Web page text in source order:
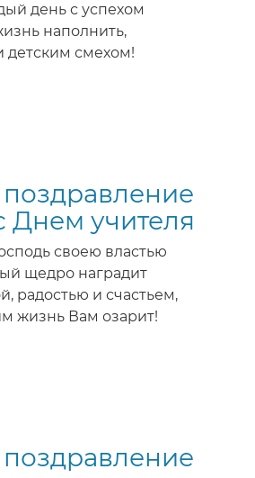
день с успехом
наполнить,
детским смехом!
поздравление
Днем учителя
своею властью
щедро наградит
радостью и счастьем,
жизнь Вам озарит!
поздравление